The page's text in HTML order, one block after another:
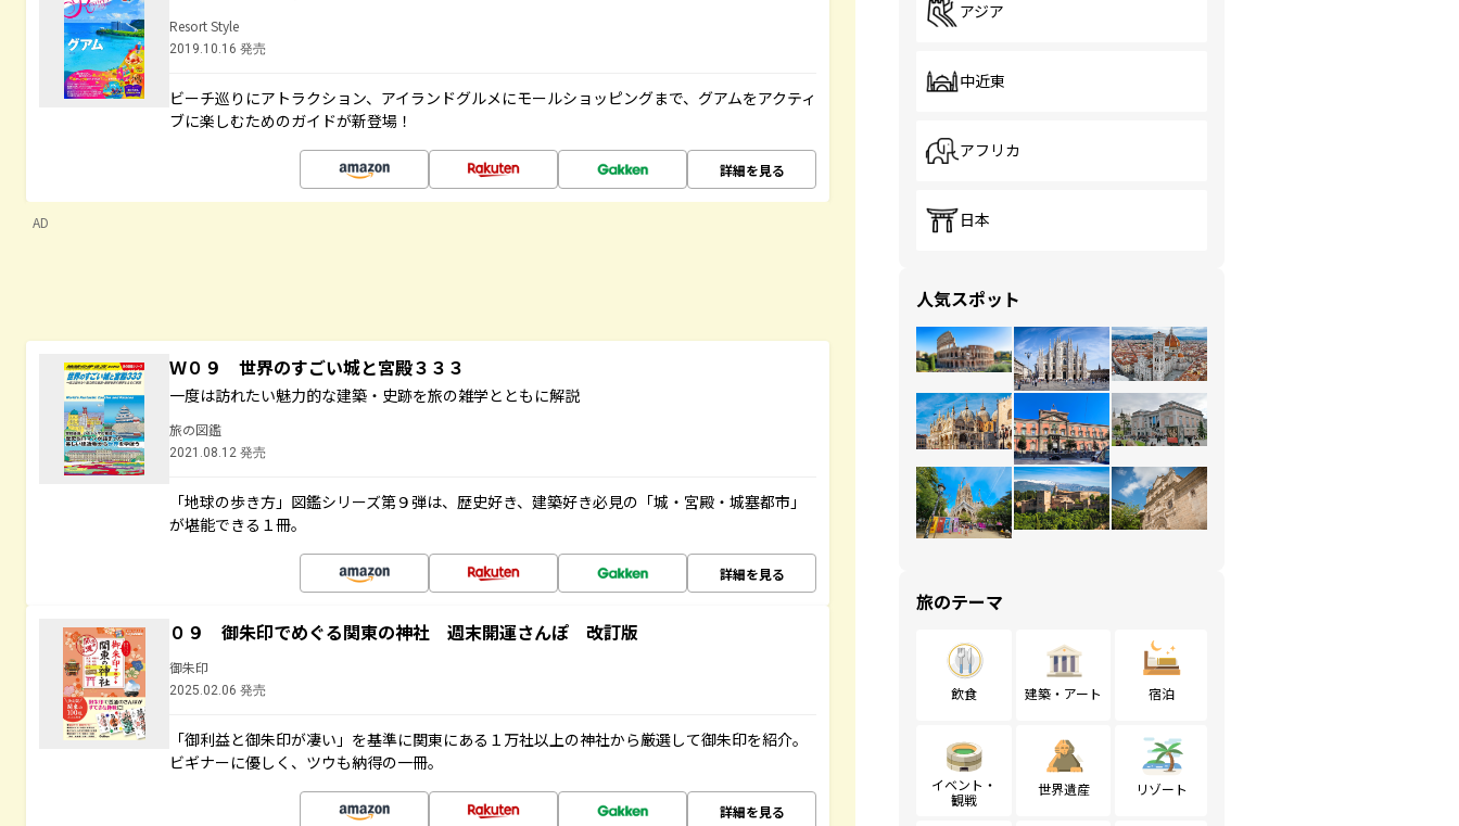
Resort Style
2019.10.16 発売
ビーチ巡りにアトラクション、アイランドグルメにモールショッピングまで、グアムをアクティ
ブに楽しむためのガイドが新登場！
詳細を見る
AD
Ｗ０９ 世界のすごい城と宮殿３３３
一度は訪れたい魅力的な建築・史跡を旅の雑学とともに解説
旅の図鑑
2021.08.12 発売
「地球の歩き方」図鑑シリーズ第９弾は、歴史好き、建築好き必見の「城・宮殿・城塞都市」
が堪能できる１冊。
詳細を見る
０９ 御朱印でめぐる関東の神社 週末開運さんぽ 改訂版
御朱印
2025.02.06 発売
「御利益と御朱印が凄い」を基準に関東にある１万社以上の神社から厳選して御朱印を紹介。
ビギナーに優しく、ツウも納得の一冊。
詳細を見る
アジア
中近東
アフリカ
日本
人気スポット
旅のテーマ
飲食 建築・アート 宿泊
イベント・
観戦
世界遺産 リゾート